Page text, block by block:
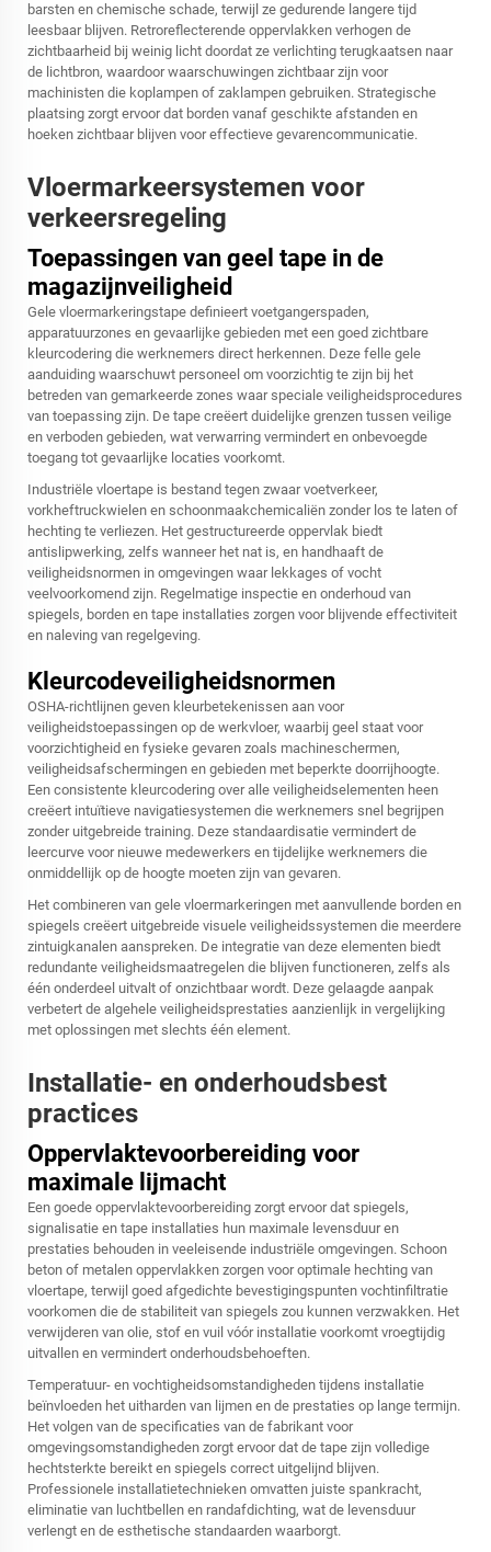
barsten en chemische schade, terwijl ze gedurende langere tijd
leesbaar blijven. Retroreflecterende oppervlakken verhogen de
zichtbaarheid bij weinig licht doordat ze verlichting terugkaatsen naar
de lichtbron, waardoor waarschuwingen zichtbaar zijn voor
machinisten die koplampen of zaklampen gebruiken. Strategische
plaatsing zorgt ervoor dat borden vanaf geschikte afstanden en
hoeken zichtbaar blijven voor effectieve gevarencommunicatie.
Vloermarkeersystemen voor
verkeersregeling
Toepassingen van geel tape in de
magazijnveiligheid
Gele vloermarkeringstape definieert voetgangerspaden,
apparatuurzones en gevaarlijke gebieden met een goed zichtbare
kleurcodering die werknemers direct herkennen. Deze felle gele
aanduiding waarschuwt personeel om voorzichtig te zijn bij het
betreden van gemarkeerde zones waar speciale veiligheidsprocedures
van toepassing zijn. De tape creëert duidelijke grenzen tussen veilige
en verboden gebieden, wat verwarring vermindert en onbevoegde
toegang tot gevaarlijke locaties voorkomt.
Industriële vloertape is bestand tegen zwaar voetverkeer,
vorkheftruckwielen en schoonmaakchemicaliën zonder los te laten of
hechting te verliezen. Het gestructureerde oppervlak biedt
antislipwerking, zelfs wanneer het nat is, en handhaaft de
veiligheidsnormen in omgevingen waar lekkages of vocht
veelvoorkomend zijn. Regelmatige inspectie en onderhoud van
spiegels, borden en tape installaties zorgen voor blijvende effectiviteit
en naleving van regelgeving.
Kleurcodeveiligheidsnormen
OSHA-richtlijnen geven kleurbetekenissen aan voor
veiligheidstoepassingen op de werkvloer, waarbij geel staat voor
voorzichtigheid en fysieke gevaren zoals machineschermen,
veiligheidsafschermingen en gebieden met beperkte doorrijhoogte.
Een consistente kleurcodering over alle veiligheidselementen heen
creëert intuïtieve navigatiesystemen die werknemers snel begrijpen
zonder uitgebreide training. Deze standaardisatie vermindert de
leercurve voor nieuwe medewerkers en tijdelijke werknemers die
onmiddellijk op de hoogte moeten zijn van gevaren.
Het combineren van gele vloermarkeringen met aanvullende borden en
spiegels creëert uitgebreide visuele veiligheidssystemen die meerdere
zintuigkanalen aanspreken. De integratie van deze elementen biedt
redundante veiligheidsmaatregelen die blijven functioneren, zelfs als
één onderdeel uitvalt of onzichtbaar wordt. Deze gelaagde aanpak
verbetert de algehele veiligheidsprestaties aanzienlijk in vergelijking
met oplossingen met slechts één element.
Installatie- en onderhoudsbest
practices
Oppervlaktevoorbereiding voor
maximale lijmacht
Een goede oppervlaktevoorbereiding zorgt ervoor dat spiegels,
signalisatie en tape installaties hun maximale levensduur en
prestaties behouden in veeleisende industriële omgevingen. Schoon
beton of metalen oppervlakken zorgen voor optimale hechting van
vloertape, terwijl goed afgedichte bevestigingspunten vochtinfiltratie
voorkomen die de stabiliteit van spiegels zou kunnen verzwakken. Het
verwijderen van olie, stof en vuil vóór installatie voorkomt vroegtijdig
uitvallen en vermindert onderhoudsbehoeften.
Temperatuur- en vochtigheidsomstandigheden tijdens installatie
beïnvloeden het uitharden van lijmen en de prestaties op lange termijn.
Het volgen van de specificaties van de fabrikant voor
omgevingsomstandigheden zorgt ervoor dat de tape zijn volledige
hechtsterkte bereikt en spiegels correct uitgelijnd blijven.
Professionele installatietechnieken omvatten juiste spankracht,
eliminatie van luchtbellen en randafdichting, wat de levensduur
verlengt en de esthetische standaarden waarborgt.